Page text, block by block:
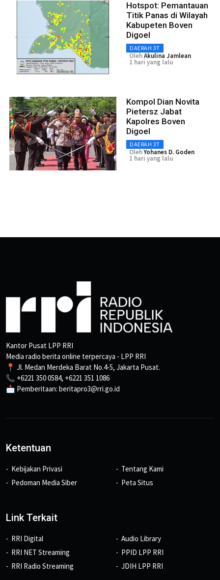
Hotspot: Pemantauan
Titik Panas di Wilayah
Kabupeten Boven
Digoel
DAERAH 3T
OlehAkulina Jamlean
1 hari yang lalu
Kompol Dian Novita
Pietersz Jabat
Kapolres Boven
Digoel
DAERAH 3T
OlehYohanes D. Goden
1 hari yang lalu
Kantor Pusat LPP RRI
Media radio berita online terpercaya - LPP RRI
📍 Jl. Medan Merdeka Barat No.4-5, Jakarta Pusat.
📞 +6221 350 0584, +6221 351 1086
📩 Pemberitaan: beritapro3@rri.go.id
Ketentuan
Kebijakan Privasi
Pedoman Media Siber
Tentang Kami
Peta Situs
Link Terkait
RRI Digital
RRI NET Streaming
RRI Radio Streaming
Audio Library
PPID LPP RRI
JDIH LPP RRI